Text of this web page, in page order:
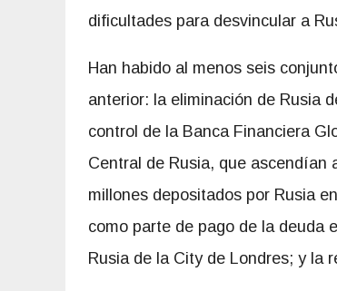
dificultades para desvincular a
Han habido al menos seis
anterior: la eliminación de Rusia
control de la Banca Financiera
Central de Rusia, que ascendían
millones depositados por Rusia
como parte de pago de la deuda
Rusia de la City de Londres; y la